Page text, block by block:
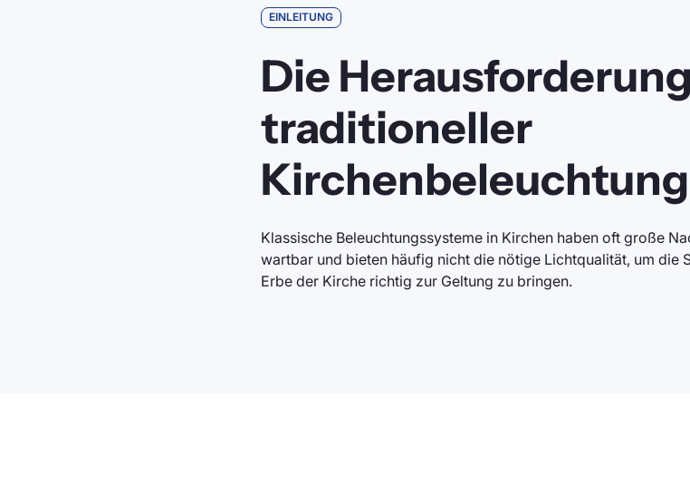
EINLEITUNG
Die
traditioneller
Kirchenbeleuchtung
Klassische Beleuchtungssysteme in Kirchen haben oft große
wartbar und bieten häufig nicht die nötige Lichtqualität, um die
Erbe der Kirche richtig zur Geltung zu bringen.